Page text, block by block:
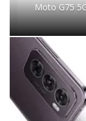
Moto G75